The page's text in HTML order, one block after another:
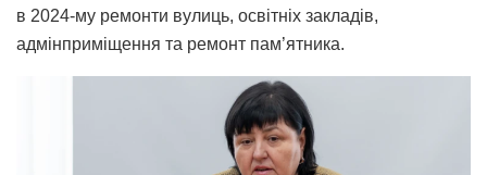
в 2024-му ремонти вулиць, освітніх закладів,
адмінприміщення та ремонт пам’ятника.